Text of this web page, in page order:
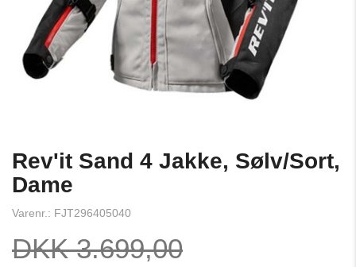
Rev'it Sand 4 Jakke, Sølv/Sort,
Dame
Varenr.: FJT296405040
DKK 3.699,00